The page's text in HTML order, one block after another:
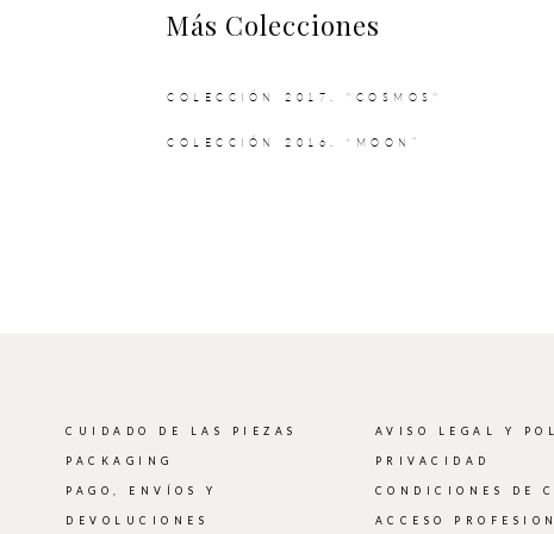
Más Colecciones
COLECCIÓN 2017. "COSMOS"
COLECCIÓN 2016. “MOON”
CUIDADO DE LAS PIEZAS
PACKAGING
PAGO, ENVÍOS Y
DEVOLUCIONES
AVISO LEGAL Y
PRIVACIDAD
CONDICIONES DE
ACCESO